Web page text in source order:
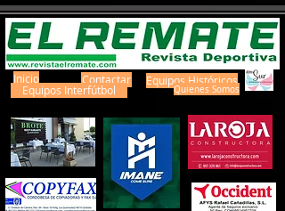
Inicio Contactar
Equipos Interfútbol
Equipos Históricos
Quienes Somos